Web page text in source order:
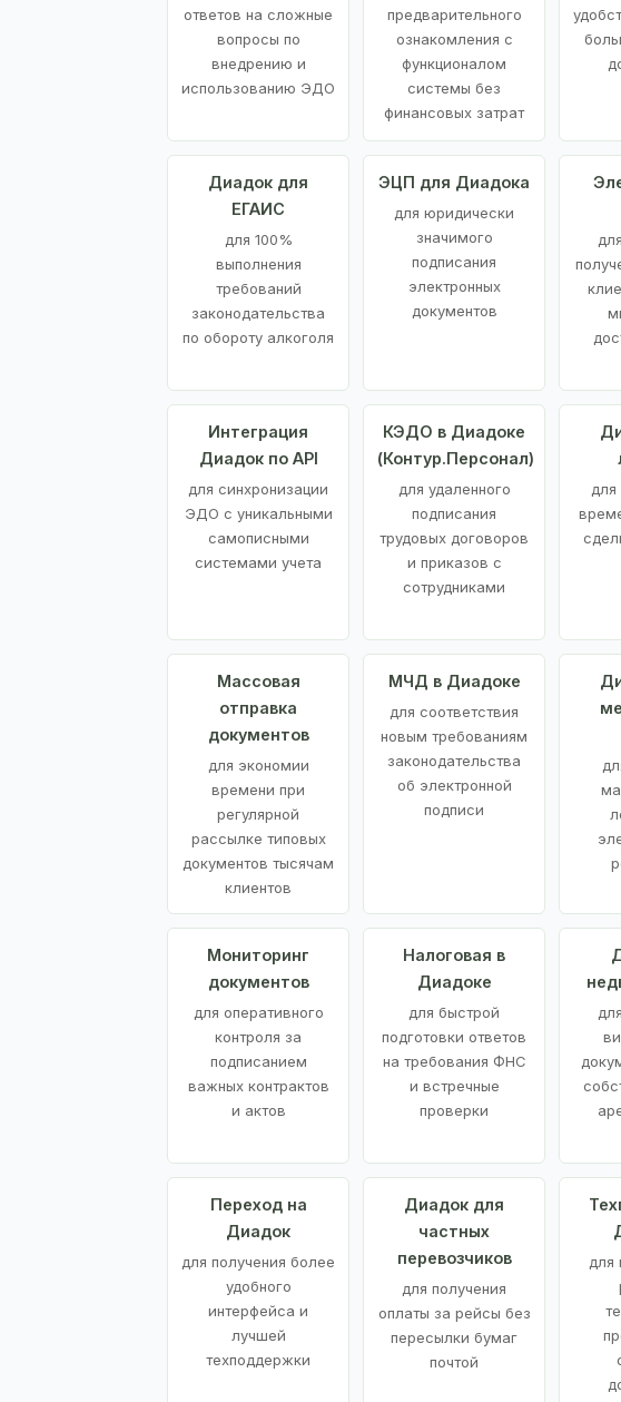
ответов на сложные
вопросы по
внедрению и
использованию ЭДО
предварительного
ознакомления с
функционалом
системы без
финансовых затрат
Диадок для
ЕГАИС
для 100%
выполнения
требований
законодательства
по обороту алкоголя
ЭЦП для Диадока
для юридически
значимого
подписания
электронных
документов
Интеграция
Диадок по API
для синхронизации
ЭДО с уникальными
самописными
системами учета
КЭДО в Диадоке
(Контур.Персонал)
для удаленного
подписания
трудовых договоров
и приказов с
сотрудниками
для
Массовая
отправка
документов
для экономии
времени при
регулярной
рассылке типовых
документов тысячам
клиентов
МЧД в Диадоке
для соответствия
новым требованиям
законодательства
об электронной
подписи
Мониторинг
документов
для оперативного
контроля за
подписанием
важных контрактов
и актов
Налоговая в
Диадоке
для быстрой
подготовки ответов
на требования ФНС
и встречные
проверки
Переход на
Диадок
для получения более
удобного
интерфейса и
лучшей
техподдержки
Диадок для
частных
перевозчиков
для получения
оплаты за рейсы без
пересылки бумаг
почтой
для